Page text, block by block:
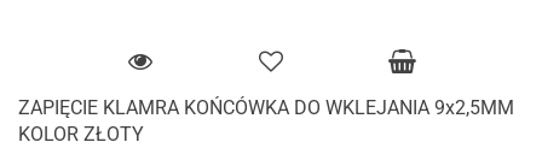
ZAPIĘCIE KLAMRA KOŃCÓWKA DO WKLEJANIA 9x2,5MM
KOLOR ZŁOTY